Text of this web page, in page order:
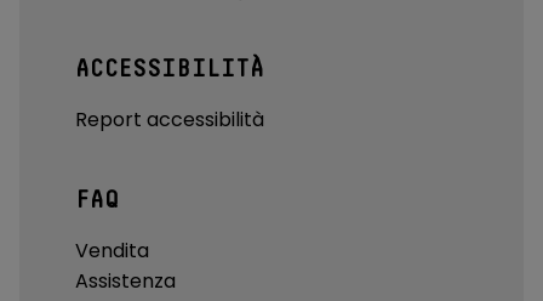
ACCESSIBILITÀ
Report accessibilità
FAQ
Vendita
Assistenza